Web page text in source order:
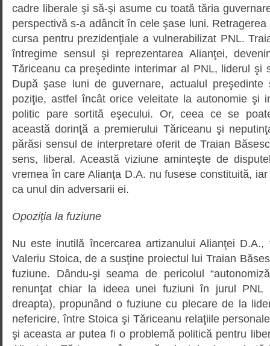
cadre liberale şi să-şi asume cu toată tăria
perspectivă s-a adâncit în cele şase luni.
cursa pentru prezidenţiale a vulnerabilizat PNL.
întregime sensul şi reprezentarea Alianţei,
Tăriceanu ca preşedinte interimar al PNL, liderul şi
După şase luni de guvernare, actualul preşedinte
poziţie, astfel încât orice veleitate la autonomie şi
politic pare sortită eşecului. Or, ceea ce se
această dorinţă a premierului Tăriceanu şi
părăsi sensul de interpretare oferit de Traian
sens, liberal. Această viziune aminteşte de
vremea în care Alianţa D.A. nu fusese constituită,
ca unul din adversarii ei.
Opoziţia la fuziune
Nu este inutilă încercarea artizanului Alianţei D.A.,
Valeriu Stoica, de a susţine proiectul lui Traian
fuziune. Dându-şi seama de pericolul
renunţat chiar la ideea unei fuziuni în jurul PNL
dreapta), propunând o fuziune cu plecare de la
nefericire, între Stoica şi Tăriceanu relaţiile
şi aceasta ar putea fi o problemă politică pentru